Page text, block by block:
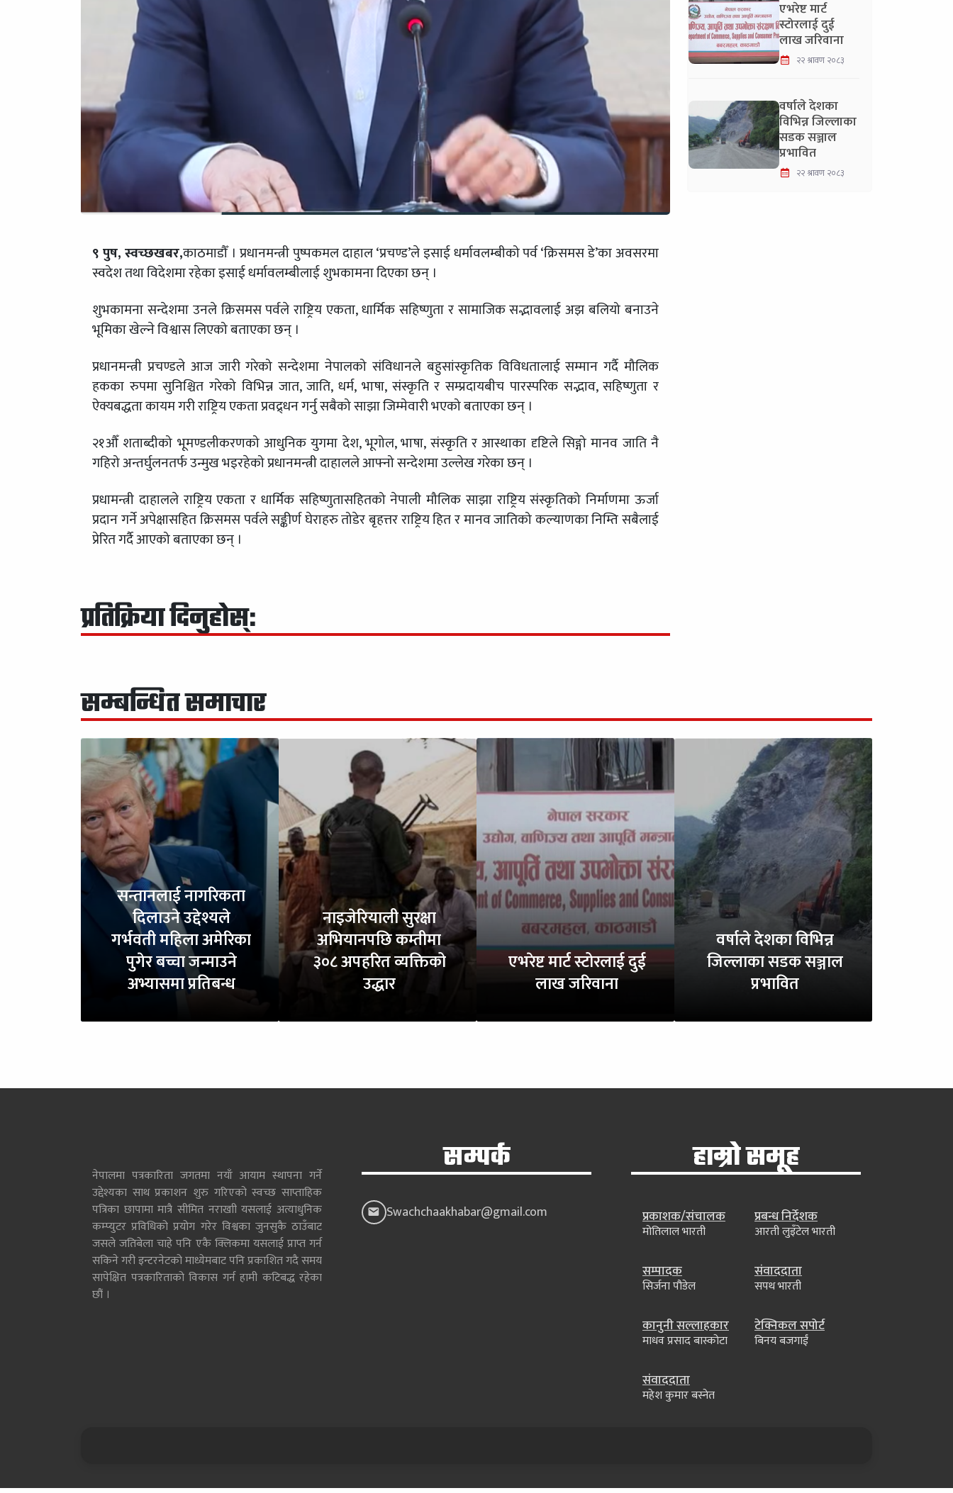
९ पुष, स्वच्छखबर,काठमाडौँ । प्रधानमन्त्री पुष्पकमल दाहाल ‘प्रचण्ड’ले इसाई धर्मावलम्बीको पर्व ‘क्रिसमस डे’का अवसरमा
स्वदेश तथा विदेशमा रहेका इसाई धर्मावलम्बीलाई शुभकामना दिएका छन् ।
शुभकामना सन्देशमा उनले क्रिसमस पर्वले राष्ट्रिय एकता, धार्मिक सहिष्णुता र सामाजिक सद्भावलाई अझ बलियो बनाउने
भूमिका खेल्ने विश्वास लिएको बताएका छन् ।
प्रधानमन्त्री प्रचण्डले आज जारी गरेको सन्देशमा नेपालको संविधानले बहुसांस्कृतिक विविधतालाई सम्मान गर्दै मौलिक
हकका रुपमा सुनिश्चित गरेको विभिन्न जात, जाति, धर्म, भाषा, संस्कृति र सम्प्रदायबीच पारस्परिक सद्भाव, सहिष्णुता र
ऐक्यबद्धता कायम गरी राष्ट्रिय एकता प्रवद्र्धन गर्नु सबैको साझा जिम्मेवारी भएको बताएका छन् ।
२१औँ शताब्दीको भूमण्डलीकरणको आधुनिक युगमा देश, भूगोल, भाषा, संस्कृति र आस्थाका दृष्टिले सिङ्गो मानव जाति नै
गहिरो अन्तर्घुलनतर्फ उन्मुख भइरहेको प्रधानमन्त्री दाहालले आफ्नो सन्देशमा उल्लेख गरेका छन् ।
प्रधामन्त्री दाहालले राष्ट्रिय एकता र धार्मिक सहिष्णुतासहितको नेपाली मौलिक साझा राष्ट्रिय संस्कृतिको निर्माणमा ऊर्जा
प्रदान गर्ने अपेक्षासहित क्रिसमस पर्वले सङ्कीर्ण घेराहरु तोडेर बृहत्तर राष्ट्रिय हित र मानव जातिको कल्याणका निम्ति सबैलाई
प्रेरित गर्दै आएको बताएका छन् ।
प्रतिक्रिया दिनुहोस्:
एभरेष्ट मार्ट
स्टोरलाई दुई
लाख जरिवाना
२२ श्रावण २०८३
वर्षाले देशका
विभिन्न जिल्लाका
सडक सञ्जाल
प्रभावित
२२ श्रावण २०८३
सम्बन्धित समाचार
सन्तानलाई नागरिकता
दिलाउने उद्देश्यले
गर्भवती महिला अमेरिका
पुगेर बच्चा जन्माउने
अभ्यासमा प्रतिबन्ध
नाइजेरियाली सुरक्षा
अभियानपछि कम्तीमा
३०८ अपहरित व्यक्तिको
उद्धार
एभरेष्ट मार्ट स्टोरलाई दुई
लाख जरिवाना
वर्षाले देशका विभिन्न
जिल्लाका सडक सञ्जाल
प्रभावित
नेपालमा पत्रकारिता जगतमा नयाँ आयाम स्थापना गर्ने
उद्देश्यका साथ प्रकाशन शुरु गरिएको स्वच्छ साप्ताहिक
पत्रिका छापामा मात्रै सीमित नराखाी यसलाई अत्याधुनिक
कम्प्युटर प्रविधिको प्रयोग गरेर विश्वका जुनसुकै ठाउँबाट
जसले जतिबेला चाहे पनि एकै क्लिकमा यसलाई प्राप्त गर्न
सकिने गरी इन्टरनेटको माध्येमबाट पनि प्रकाशित गदै समय
सापेक्षित पत्रकारिताको विकास गर्न हामी कटिबद्ध रहेका
छौं ।
सम्पर्क
Swachchaakhabar@gmail.com
हाम्रो समूह
प्रकाशक/संचालक
मोतिलाल भारती
प्रबन्ध निर्देशक
आरती लुइँटेल भारती
सम्पादक
सिर्जना पौडेल
संवाददाता
सपथ भारती
कानुनी सल्लाहकार
माधव प्रसाद बास्कोटा
टेक्निकल सपोर्ट
बिनय बजगाईं
संवाददाता
महेश कुमार बस्नेत